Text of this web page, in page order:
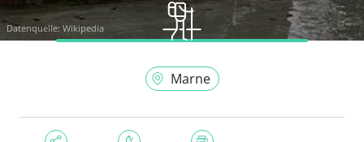
Datenquelle: Wikipedia
Marne